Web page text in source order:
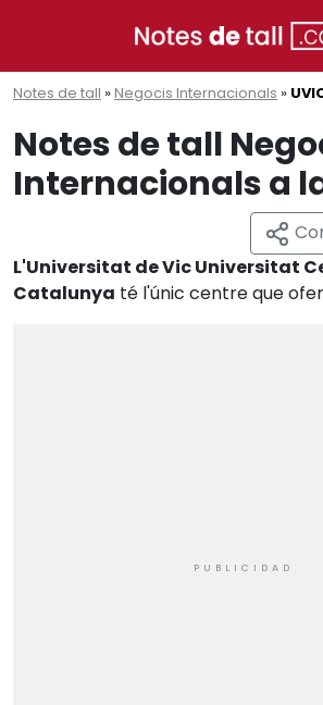
Notes de tall »Negocis Internacionals »
Notes de tall
Internacionals a
L'Universitat de Vic Universitat
Catalunya té l'únic centre que